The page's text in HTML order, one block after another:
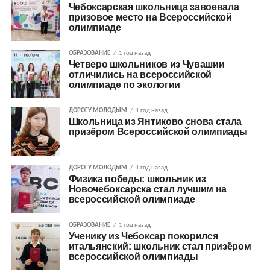
Чебоксарская школьница завоевала
призовое место на Всероссийской
олимпиаде
ОБРАЗОВАНИЕ 1 год назад
Четверо школьников из Чувашии
отличились на всероссийской
олимпиаде по экологии
ДОРОГУ МОЛОДЫМ 1 год назад
Школьница из Янтиково снова стала
призёром Всероссийской олимпиады
ДОРОГУ МОЛОДЫМ 1 год назад
Физика победы: школьник из
Новочебоксарска стал лучшим на
всероссийской олимпиаде
ОБРАЗОВАНИЕ 1 год назад
Ученику из Чебоксар покорился
итальянский: школьник стал призёром
всероссийской олимпиады